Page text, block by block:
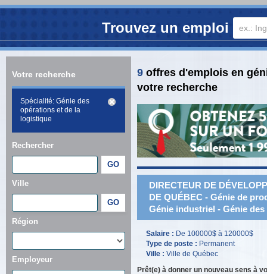
Trouvez un emploi
Votre recherche
Spécialité: Génie des
opérations et de la
logistique
Rechercher
Ville
Région
Employeur
9 offres d'emplois en
votre recherche
DIRECTEUR DE
DE QUÉBEC - Génie de
Génie industriel - Génie
Salaire : De 100000$ à 120000$
Type de poste : Permanent
Ville : Ville de Québec
Prêt(e) à donner un nouveau sens à